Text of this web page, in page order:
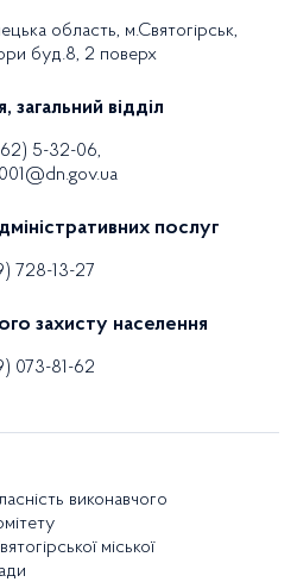
область, м.Святогірськ,
буд.8, 2 поверх
загальний відділ
5-32-06,
послуг
728-13-27
захисту населення
073-81-62
виконавчого
міської